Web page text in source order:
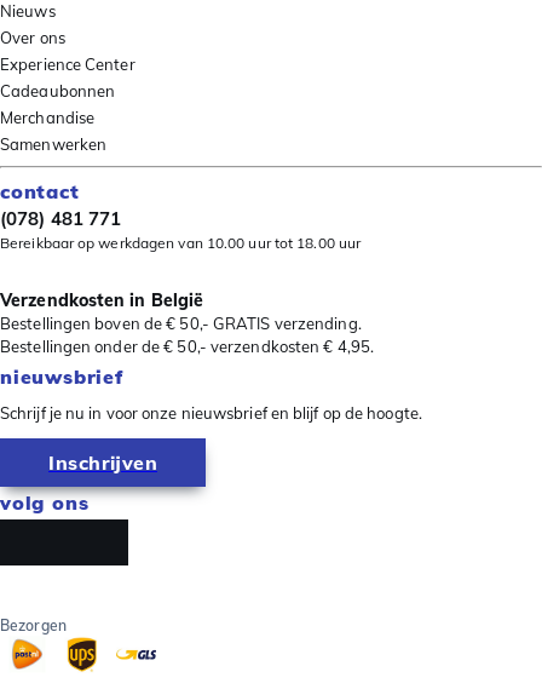
Nieuws
Over ons
Experience Center
Cadeaubonnen
Merchandise
Samenwerken
contact
(078) 481 771
Bereikbaar op werkdagen van 10.00 uur tot 18.00 uur
Verzendkosten in België
Bestellingen boven de € 50,- GRATIS verzending.
Bestellingen onder de € 50,- verzendkosten € 4,95.
nieuwsbrief
Schrijf je nu in voor onze nieuwsbrief en blijf op de hoogte.
Inschrijven
volg ons
Bezorgen